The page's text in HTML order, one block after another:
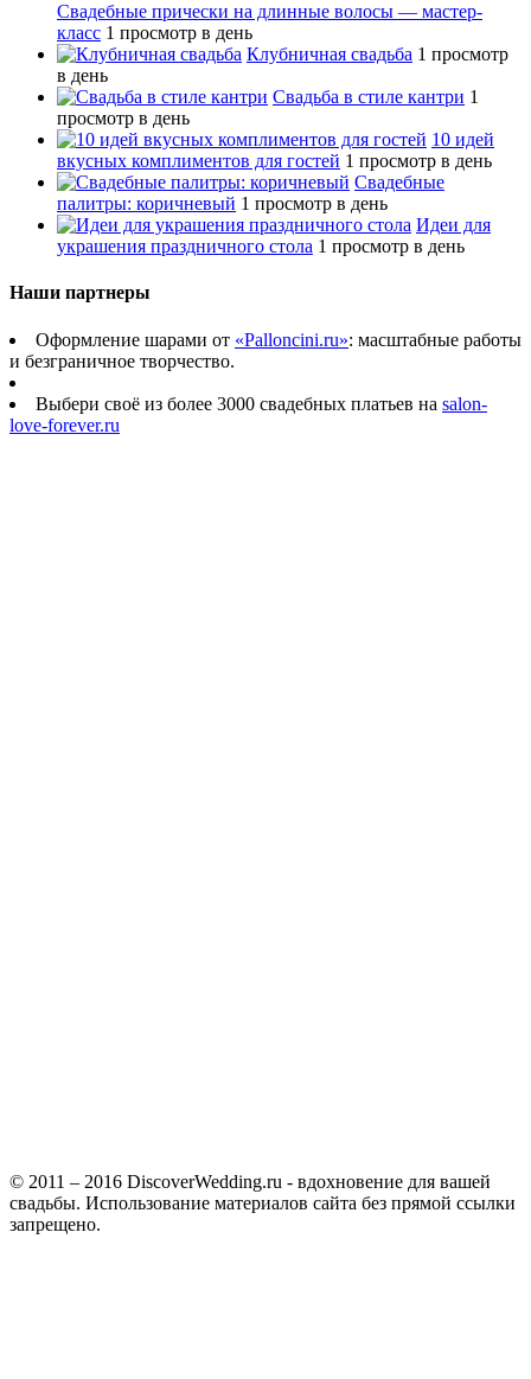
Свадебные прически на длинные волосы — мастер-
класс 1 просмотр в день
Клубничная свадьба 1 просмотр
в день
Свадьба в стиле кантри 1
просмотр в день
10 идей
вкусных комплиментов для гостей 1 просмотр в день
Свадебные
палитры: коричневый 1 просмотр в день
Идеи для
украшения праздничного стола 1 просмотр в день
Наши партнеры
Оформление шарами от «Palloncini.ru»: масштабные работы
и безграничное творчество.
Выбери своё из более 3000 свадебных платьев на salon-
love-forever.ru
© 2011 – 2016 DiscoverWedding.ru - вдохновение для вашей
свадьбы. Использование материалов сайта без прямой ссылки
запрещено.